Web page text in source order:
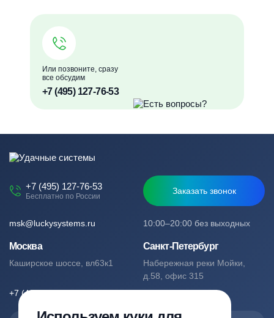
Или позвоните, сразу
все обсудим
+7 (495) 127-76-53
+7 (495) 127-76-53
Бесплатно по России
Заказать звонок
10:00–20:00 без выходных
msk@luckysystems.ru
Москва
Каширское шоссе, вл63к1
+7 (495) 127-76-53
Санкт-Петербург
Набережная реки Мойки,
д.58, офис 315
+7 (812) 244-49-61